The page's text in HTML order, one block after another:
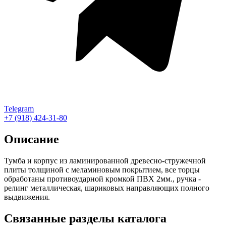
Telegram
+7 (918) 424-31-80
Описание
Тумба и корпус из ламинированной древесно-стружечной
плиты толщиной с меламиновым покрытием, все торцы
обработаны противоударной кромкой ПВХ 2мм., ручка -
релинг металлическая, шариковых направляющих полного
выдвижения.
Связанные разделы каталога